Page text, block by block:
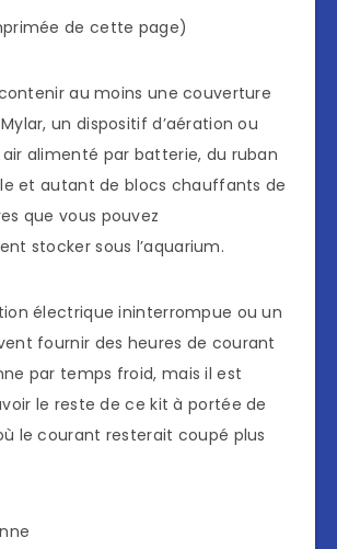
de cette page)
au moins une couverture
un dispositif d’aération ou
alimenté par batterie, du ruban
et autant de blocs chauffants de
que vous pouvez
stocker sous l’aquarium.
électrique ininterrompue ou un
fournir des heures de courant
par temps froid, mais il est
le reste de ce kit à portée de
le courant resterait coupé plus